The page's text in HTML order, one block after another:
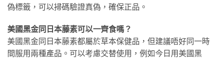
偽標籤，可以掃碼驗證真偽，確保正品。
美國黑金同日本藤素可以一齊食嗎？
美國黑金同日本藤素都屬於草本保健品，但建議唔好同一時
間服用兩種產品。可以考慮交替使用，例如今日用美國黑